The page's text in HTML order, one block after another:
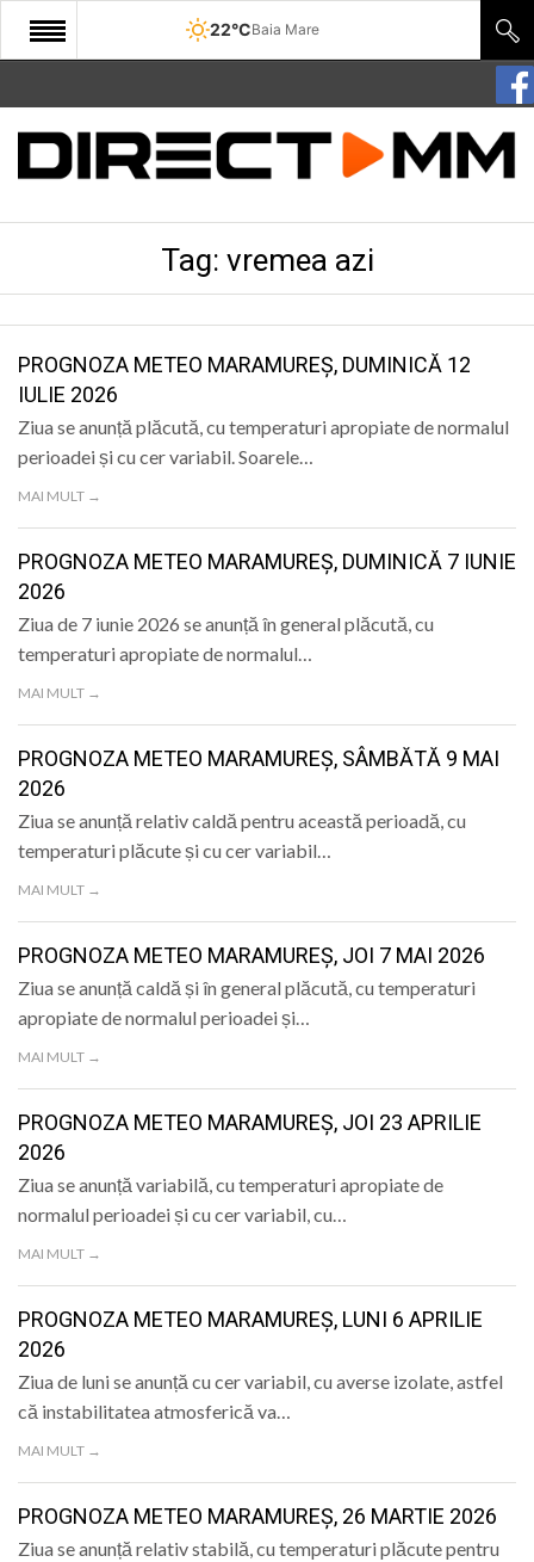
22°CBaia Mare
START
COMUNITATE
SANATATE
SPORT
SPECIAL
POLITIC
LIFE
Tag: vremea azi
PROGNOZA METEO MARAMUREȘ, DUMINICĂ 12
IULIE 2026
Ziua se anunță plăcută, cu temperaturi apropiate de normalul
perioadei și cu cer variabil. Soarele…
MAI MULT →
PROGNOZA METEO MARAMUREȘ, DUMINICĂ 7 IUNIE
2026
Ziua de 7 iunie 2026 se anunță în general plăcută, cu
temperaturi apropiate de normalul…
MAI MULT →
PROGNOZA METEO MARAMUREȘ, SÂMBĂTĂ 9 MAI
2026
Ziua se anunță relativ caldă pentru această perioadă, cu
temperaturi plăcute și cu cer variabil…
MAI MULT →
PROGNOZA METEO MARAMUREȘ, JOI 7 MAI 2026
Ziua se anunță caldă și în general plăcută, cu temperaturi
apropiate de normalul perioadei și…
MAI MULT →
PROGNOZA METEO MARAMUREȘ, JOI 23 APRILIE
2026
Ziua se anunță variabilă, cu temperaturi apropiate de
normalul perioadei și cu cer variabil, cu…
MAI MULT →
PROGNOZA METEO MARAMUREȘ, LUNI 6 APRILIE
2026
Ziua de luni se anunță cu cer variabil, cu averse izolate, astfel
că instabilitatea atmosferică va…
MAI MULT →
PROGNOZA METEO MARAMUREȘ, 26 MARTIE 2026
Ziua se anunță relativ stabilă, cu temperaturi plăcute pentru